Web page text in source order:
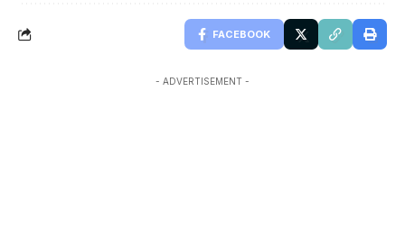
FACEBOOK
- ADVERTISEMENT -